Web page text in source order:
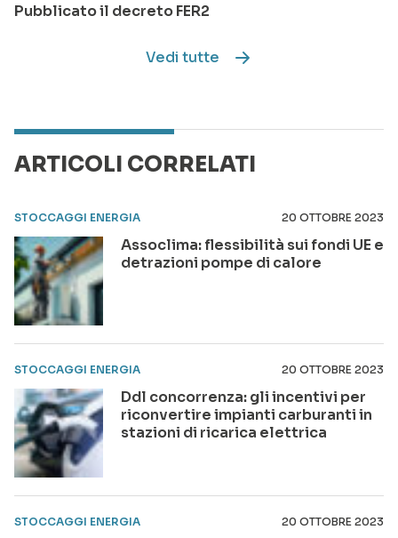
Pubblicato il decreto FER2
Vedi tutte
ARTICOLI CORRELATI
STOCCAGGI ENERGIA 20 OTTOBRE 2023
Assoclima: flessibilità sui fondi UE e
detrazioni pompe di calore
STOCCAGGI ENERGIA 20 OTTOBRE 2023
Ddl concorrenza: gli incentivi per
riconvertire impianti carburanti in
stazioni di ricarica elettrica
STOCCAGGI ENERGIA 20 OTTOBRE 2023